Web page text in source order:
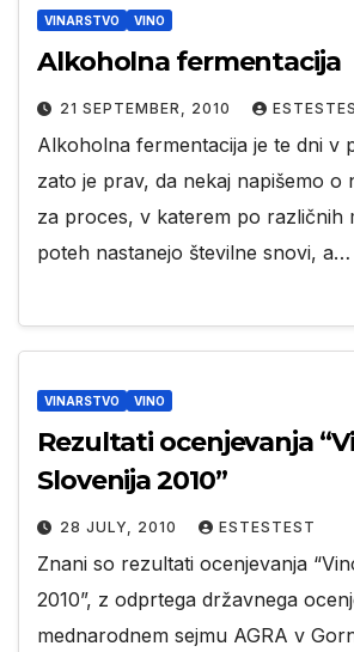
VINARSTVO VINO
Alkoholna fermentacija
21 SEPTEMBER, 2010
Alkoholna fermentacija je te dni v
zato je prav, da nekaj napišemo o
za proces, v katerem po različnih
poteh nastanejo številne snovi, a…
VINARSTVO VINO
Rezultati ocenjevanja
Slovenija 2010”
28 JULY, 2010 ESTESTEST
Znani so rezultati ocenjevanja
2010”, z odprtega državnega
mednarodnem sejmu AGRA v